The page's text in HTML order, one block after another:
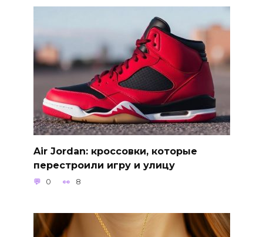
Air Jordan: кроссовки, которые
перестроили игру и улицу
0 8